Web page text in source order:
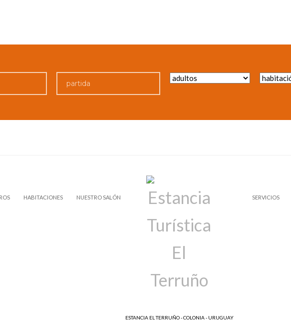
HABITACIONES NUESTRO SALÓN SERVICIOS
ESTANCIA EL TERRUÑO - COLONIA - URUGUAY